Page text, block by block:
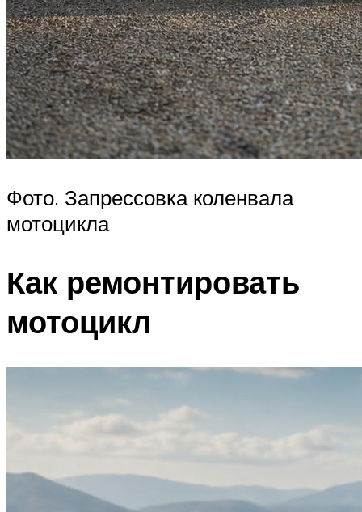
Фото. Запрессовка коленвала
мотоцикла
Как ремонтировать
мотоцикл